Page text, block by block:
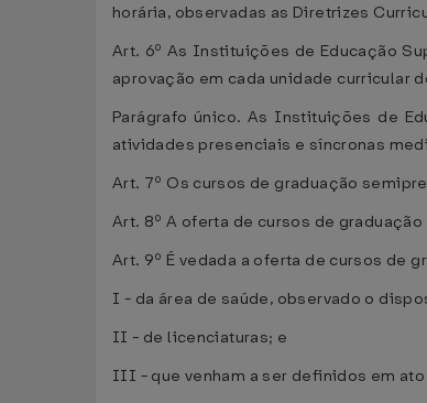
horária, observadas as Diretrizes
Art. 6º As Instituições de Educação
aprovação em cada unidade curricular
Parágrafo único. As Instituições de
atividades presenciais e síncronas
Art. 7º Os cursos de graduação
Art. 8º A oferta de cursos de
Art. 9º É vedada a oferta de cursos de
I - da área de saúde, observado o
II - de licenciaturas; e
III - que venham a ser definidos em